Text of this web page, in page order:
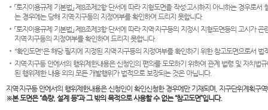
「토지이용규제 기본법」 제8조제2항 단서에 따라 지형도면을 작성·고시하지 아니하는 경우로
는 경우에는 당해 지역·지구등의 지정여부를 확인하여 드리지 못합니다.
「토지이용규제 기본법」 제8조제3항 단서에 따라 지역·지구등의 지정시 지형도면등의 고시가
지역·지구등의 지정여부를 확인하여 드리지 못합니다.
"확인도면"은 해당 필지에 지정된 지역·지구등의 지정여부를 확인하기 위한 참고도면으로서
지역·지구등 안에서의 행위제한내용은 신청인의 편의를 도모하기 위하여 관계 법령 및 자치
된 행위제한 내용 외의 모든 개발행위가 법적으로 보장되는 것은 아닙니다.
지역·지구등 안에서의 행위제한내용은 신청인이 확인신청한 경우에만 기재되며, 지구단위계획
※본 도면은“측량, 설계 등”과 그 밖의 목적으로 사용할 수 없는 “참고도면”입니다.